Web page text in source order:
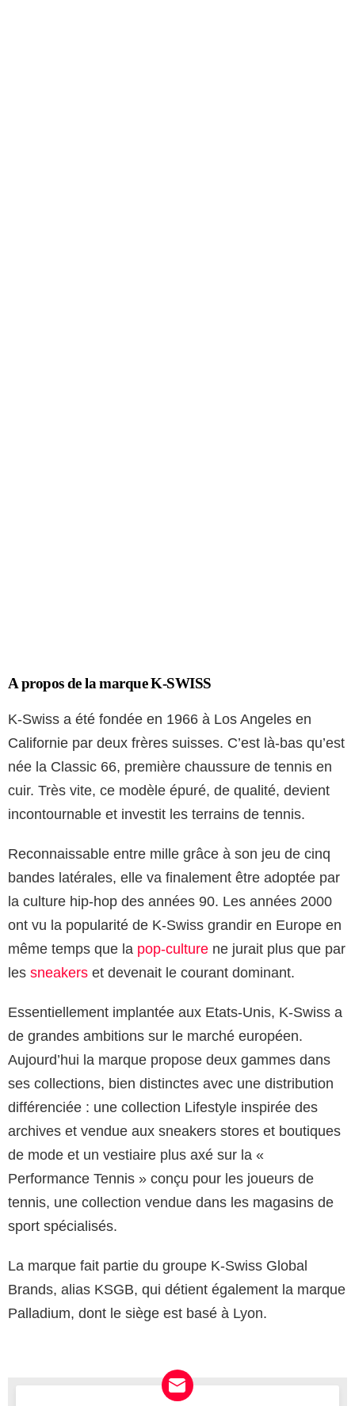
A propos de la marque K-SWISS
K-Swiss a été fondée en 1966 à Los Angeles en
Californie par deux frères suisses. C’est là-bas qu’est
née la Classic 66, première chaussure de tennis en
cuir. Très vite, ce modèle épuré, de qualité, devient
incontournable et investit les terrains de tennis.
Reconnaissable entre mille grâce à son jeu de cinq
bandes latérales, elle va finalement être adoptée par
la culture hip-hop des années 90. Les années 2000
ont vu la popularité de K-Swiss grandir en Europe en
même temps que la pop-culture ne jurait plus que par
les sneakers et devenait le courant dominant.
Essentiellement implantée aux Etats-Unis, K-Swiss a
de grandes ambitions sur le marché européen.
Aujourd’hui la marque propose deux gammes dans
ses collections, bien distinctes avec une distribution
différenciée : une collection Lifestyle inspirée des
archives et vendue aux sneakers stores et boutiques
de mode et un vestiaire plus axé sur la «
Performance Tennis » conçu pour les joueurs de
tennis, une collection vendue dans les magasins de
sport spécialisés.
La marque fait partie du groupe K-Swiss Global
Brands, alias KSGB, qui détient également la marque
Palladium, dont le siège est basé à Lyon.